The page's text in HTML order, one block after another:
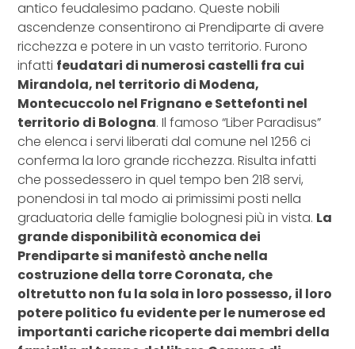
antico feudalesimo padano. Queste nobili
ascendenze consentirono ai Prendiparte di avere
ricchezza e potere in un vasto territorio. Furono
infatti feudatari di numerosi castelli fra cui
Mirandola, nel territorio di Modena,
Montecuccolo nel Frignano e Settefonti nel
territorio di Bologna. Il famoso “Liber Paradisus”
che elenca i servi liberati dal comune nel 1256 ci
conferma la loro grande ricchezza. Risulta infatti
che possedessero in quel tempo ben 218 servi,
ponendosi in tal modo ai primissimi posti nella
graduatoria delle famiglie bolognesi più in vista. La
grande disponibilità economica dei
Prendiparte si manifestò anche nella
costruzione della torre Coronata, che
oltretutto non fu la sola in loro possesso, il loro
potere politico fu evidente per le numerose ed
importanti cariche ricoperte dai membri della